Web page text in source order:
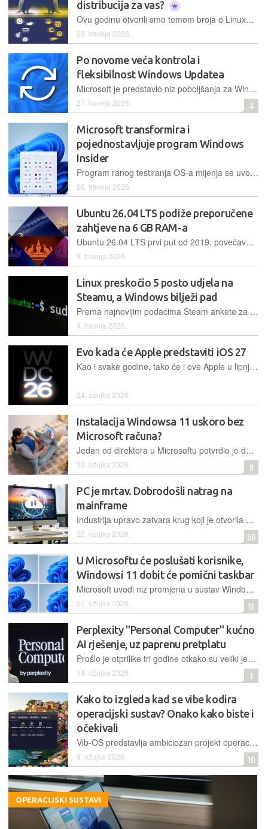
distribucija za vas?
Ovu godinu otvorili smo temom broja o Linuxu, u kojoj smo se usredotočili na razlike između Linuxa i Windowsa te pokazali kako isprobati i instalirati neku od distribucija Linuxa. Zbog popularnosti teme sada dublje ulazimo u razlike među distribucijama Linuxa i radnim okolinama, kako biste lakše odabrali konkretnu distribuciju i lakše se snašli u svijetu Linuxa.
29. travnja 2026.
Po novome veća kontrola i
fleksibilnost Windows Updatea
Microsoft je predstavio niz poboljšanja za Windows Update koji korisnicima pružaju neograničenu mogućnost odgode ažuriranja, kao i veću slobodu pri gašenju računala bez instalacije ažuriranja
27. travnja 2026. 4
Microsoft transformira i
pojednostavljuje program Windows
Insider
Program ranog testiranja OS-a mijenja se uvođenjem novih kanala, ukidanjem postupnog uvođenja značajki u Beta kanalu te omogućavanjem lakšeg prebacivanja između verzija koje se koriste
26. travnja 2026.
Ubuntu 26.04 LTS podiže preporučene
zahtjeve na 6 GB RAM-a
Ubuntu 26.04 LTS prvi put od 2019. povećava preporučene sistemske zahtjeve na 6 GB RAM-a, dok zahtjevi za procesor i pohranu ostaju nepromijenjeni
9. travnja 2026.
Linux preskočio 5 posto udjela na
Steamu, a Windows bilježi pad
Prema najnovijim podacima Steam ankete za ožujak 2026., Linux je dosegao rekordnih 5,33 posto tržišnog udjela. Uspjeh Steam Decka i zrelost Protona ključni su faktori, dok Windows bilježi pad
4. travnja 2026.
Evo kada će Apple predstaviti iOS 27
Kao i svake godine, tako će i ove Apple u lipnju održati WWDC, a na prvom će danu konferencije tradicionalno predstaviti nove verzije svojih operativnih sustava
24. ožujka 2026.
Instalacija Windowsa 11 uskoro bez
Microsoft računa?
Jedan od direktora u Microsoftu potvrdio je da inženjeri rade na uklanjanju obveze korištenja Microsoft računa prilikom postavljanja Windowsa 11. Ova promjena ispunila bi jednu od najvećih želja korisnika
23. ožujka 2026. 8
PC je mrtav. Dobrodošli natrag na
mainframe
Industrija upravo zatvara krug koji je otvorila prije mnogo godina. Vaše računalo opet je terminal. Ovaj put se naplaćuje pretplata
22. ožujka 2026. 50
U Microsoftu će poslušati korisnike,
Windowsi 11 dobit će pomični taskbar
Microsoft uvodi niz promjena u sustav Windows 11, fokusirajući se na personalizaciju sučelja, optimizaciju AI-ja te veću kontrolu nad ažuriranjima sustava, sve prema zahtjevima korisnika
21. ožujka 2026. 11
Perplexity "Personal Computer" kućno
AI rješenje, uz paprenu pretplatu
Prošlo je otprilike tri godine otkako su veliki jezični modeli, potaknuti lansiranjem ChatGPT-a krajem 2022., postali dostupni široj publici, nova faza je AI koji ne živi u pregledniku, nego na kućnoj mreži, na vlastitim uređajima, s pristupom osobnim datotekama. Za dio čitatelja ovo nije novost; entuzijasti koji prate scenu lokalne AI-infrastrukture eksperimentiraju s tim godinama. No trendovi se ubrzavaju, alati se pojednostavljuju, a komercijalni igrači poput Perplexitya počinju nuditi gotova rješenja.
14. ožujka 2026. 1
Kako to izgleda kad se vibe kodira
operacijski sustav? Onako kako biste i
očekivali
Vib-OS predstavlja ambiciozan projekt operacijskog sustava građenog od nule po principu vibe kodiranja, no dobar je samo kao koncept – jer je korištenje otežano, kôd loš, a mnogo toga ne radi
9. ožujka 2026. 10
OPERACIJSKI SUSTAVI